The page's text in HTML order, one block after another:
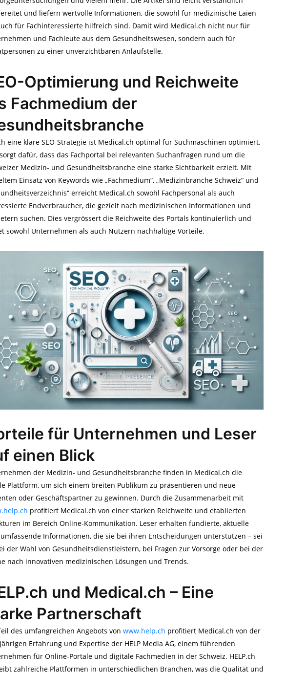
und liefern wertvolle Informationen, die sowohl für medizinische Laien
für Fachinteressierte hilfreich sind. Damit wird Medical.ch nicht nur für
und Fachleute aus dem Gesundheitswesen, sondern auch für
zu einer unverzichtbaren Anlaufstelle.
Optimierung und Reichweite
Fachmedium der
eine klare SEO-Strategie ist Medical.ch optimal für Suchmaschinen optimiert.
dafür, dass das Fachportal bei relevanten Suchanfragen rund um die
Medizin- und Gesundheitsbranche eine starke Sichtbarkeit erzielt. Mit
Einsatz von Keywords wie „Fachmedium“, „Medizinbranche Schweiz“ und
erreicht Medical.ch sowohl Fachpersonal als auch
Endverbraucher, die gezielt nach medizinischen Informationen und
suchen. Dies vergrössert die Reichweite des Portals kontinuierlich und
sowohl Unternehmen als auch Nutzern nachhaltige Vorteile.
für Unternehmen und Leser
einen Blick
der Medizin- und Gesundheitsbranche finden in Medical.ch die
Plattform, um sich einem breiten Publikum zu präsentieren und neue
oder Geschäftspartner zu gewinnen. Durch die Zusammenarbeit mit
profitiert Medical.ch von einer starken Reichweite und etablierten
im Bereich Online-Kommunikation. Leser erhalten fundierte, aktuelle
Informationen, die sie bei ihren Entscheidungen unterstützen – sei
der Wahl von Gesundheitsdienstleistern, bei Fragen zur Vorsorge oder bei der
nach innovativen medizinischen Lösungen und Trends.
und Medical.ch – Eine
Partnerschaft
des umfangreichen Angebots von www.help.ch profitiert Medical.ch von der
Erfahrung und Expertise der HELP Media AG, einem führenden
für Online-Portale und digitale Fachmedien in der Schweiz. HELP.ch
zahlreiche Plattformen in unterschiedlichen Branchen, was die Qualität und